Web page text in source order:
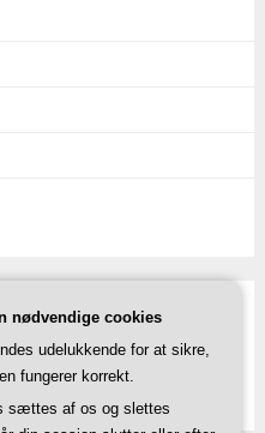
nødvendige cookies
udelukkende for at sikre,
fungerer korrekt.
sættes af os og slettes